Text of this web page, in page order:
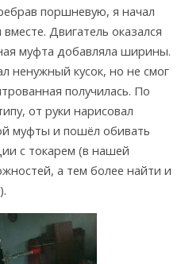
поршневую, я начал
Двигатель оказался
муфта добавляла ширины.
ненужный кусок, но не смог
получилась. По
от руки нарисовал
муфты и пошёл обивать
с токарем (в нашей
а тем более найти и